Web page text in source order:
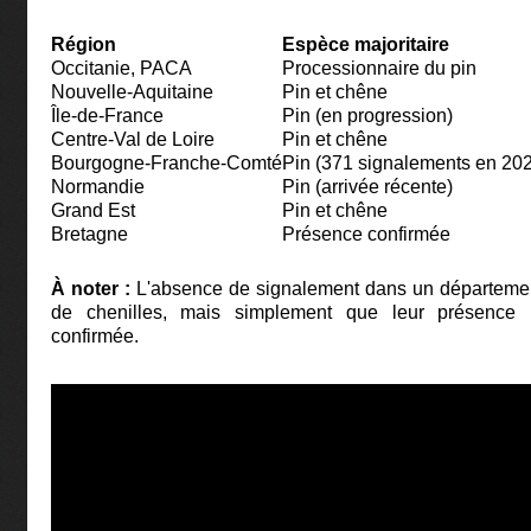
Région
Espèce majoritaire
Occitanie, PACA
Processionnaire du pin
Nouvelle-Aquitaine
Pin et chêne
Île-de-France
Pin (en progression)
Centre-Val de Loire
Pin et chêne
Bourgogne-Franche-ComtéPin (371 signalements en
Normandie
Pin (arrivée récente)
Grand Est
Pin et chêne
Bretagne
Présence confirmée
À noter : L'absence de signalement dans un
de chenilles, mais simplement que leur présence
confirmée.